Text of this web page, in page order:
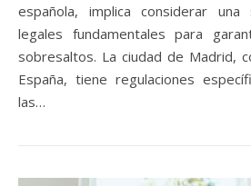
española, implica considerar
legales fundamentales para
sobresaltos. La ciudad de Madrid,
España, tiene regulaciones
las…